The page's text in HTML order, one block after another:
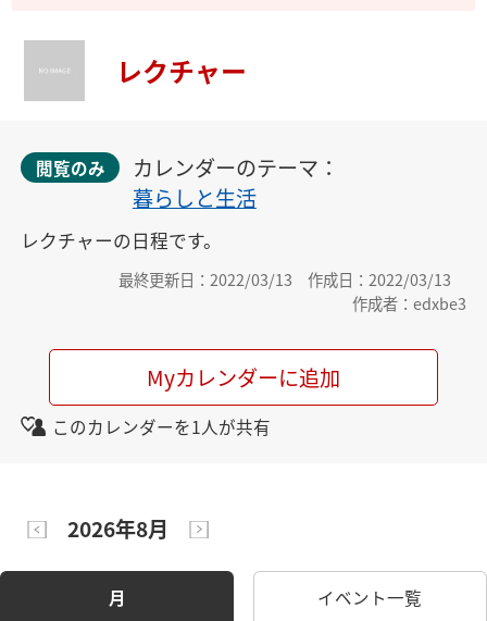
レクチャー
閲覧のみ
カレンダーのテーマ：
暮らしと生活
レクチャーの日程です。
最終更新日：2022/03/13 作成日：2022/03/13
作成者：edxbe3
Myカレンダーに追加
このカレンダーを1人が共有
2026年8月
月 イベント一覧